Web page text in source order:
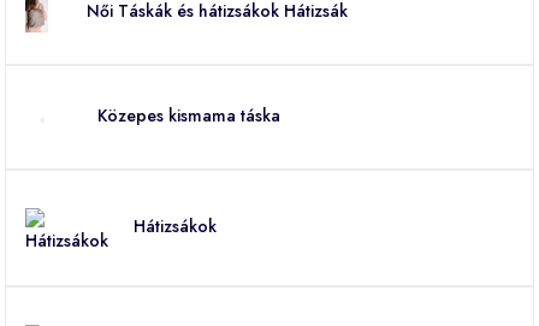
Női Táskák és hátizsákok Hátizsák
Közepes kismama táska
Hátizsákok